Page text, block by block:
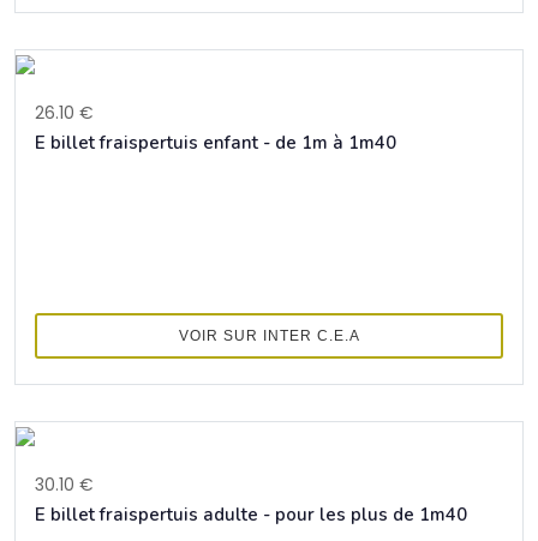
26.10 €
E billet fraispertuis enfant - de 1m à 1m40
VOIR SUR INTER C.E.A
30.10 €
E billet fraispertuis adulte - pour les plus de 1m40